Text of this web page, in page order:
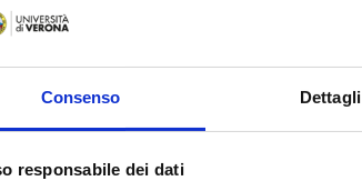
Consenso Dettagli
responsabile dei dati
Modulo
DIDATTICA FRONTALE